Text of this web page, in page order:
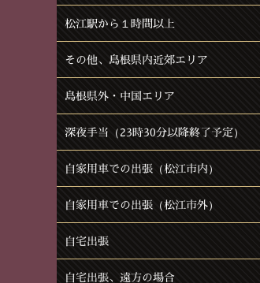
松江駅から１時間以上
その他、島根県内近郊エリア
島根県外・中国エリア
深夜手当（23時30分以降終了予定）
自家用車での出張（松江市内）
自家用車での出張（松江市外）
自宅出張
自宅出張、遠方の場合